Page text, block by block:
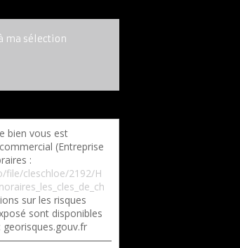
ma sélection
bien vous est
(Entreprise
:
file/cleschloe/2192/H
sur les risques
sont disponibles
georisques.gouv.fr